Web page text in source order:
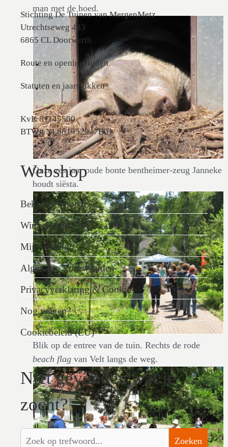
man met de hoed.
Onze zes jaar oude bonte bentheimer-zeug Janneke
houdt siësta.
Blik op de entree van de tuin. Rechts de rode
beach flag van Velt langs de weg.
Stichting De Tuinen van MergenMetz
Utrechtseweg 433
6865 CL Doorwerth
Route en openingstijden
Statuten en jaarstukken
KvK 81145500
BTW# NL861952947B01
Webshop
Bekijk de shop
Winkelwagen
Mijn account
Algemene Voorwaarden
Privacyverklaring & Cookies
Nog vragen?
Cookiebeleid (EU)
Niet gevonden wat je
zocht?
Zoeken